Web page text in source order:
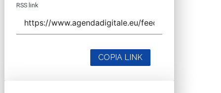
RSS link
COPIA LINK